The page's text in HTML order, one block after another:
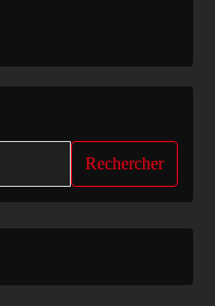
Rechercher